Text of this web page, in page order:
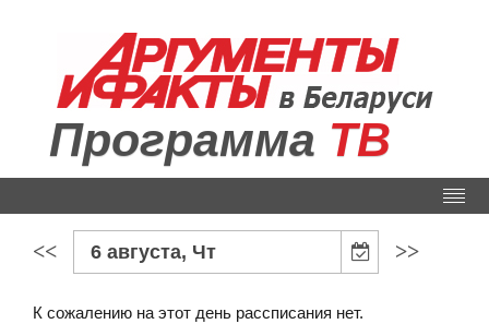
Программа ТВ
<< 6 августа, Чт >>
К сожалению на этот день рассписания нет.